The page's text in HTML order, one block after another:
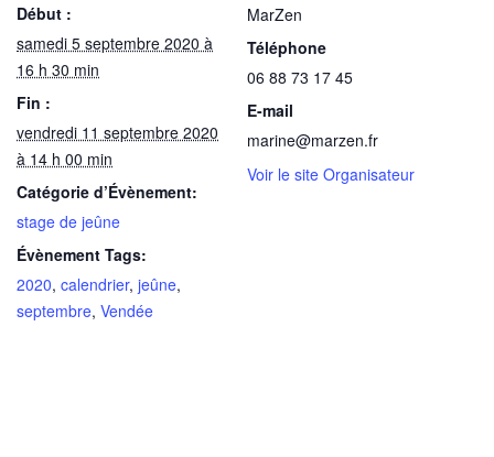
Début :
samedi 5 septembre 2020 à
16 h 30 min
Fin :
vendredi 11 septembre 2020
à 14 h 00 min
Catégorie d’Évènement:
stage de jeûne
Évènement Tags:
2020, calendrier, jeûne,
septembre, Vendée
MarZen
Téléphone
06 88 73 17 45
E-mail
marine@marzen.fr
Voir le site Organisateur